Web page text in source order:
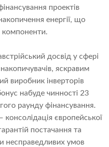
проектів
енергії, що
компоненти.
досвід у сфері
яскравим
виробник інверторів
набуде чинності 23
раунду фінансування.
консолідація європейської
постачання та
несправедливих умов